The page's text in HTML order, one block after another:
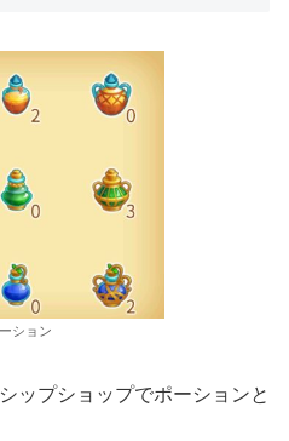
ション
ップショップでポーションと